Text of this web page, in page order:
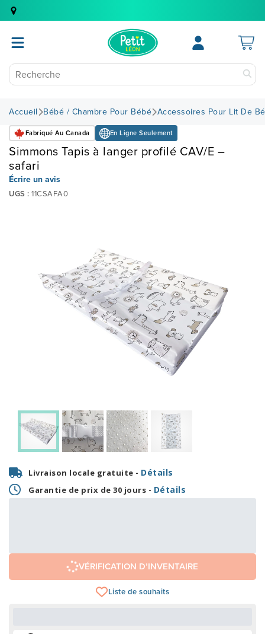
Accueil Bébé / Chambre Pour Bébé Accessoires Pour Lit De
Fabriqué Au Canada En Ligne Seulement
Simmons Tapis à langer profilé CAV/E –
safari
Écrire un avis
UGS : 11CSAFA0
Livraison locale gratuite - Détails
Garantie de prix de 30 jours - Détails
VÉRIFICATION D’INVENTAIRE
Liste de souhaits